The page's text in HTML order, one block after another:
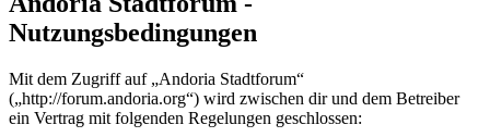
Nutzungsbedingungen
Mit dem Zugriff auf „Andoria Stadtforum“
(„http://forum.andoria.org“) wird zwischen dir und dem Betreiber
ein Vertrag mit folgenden Regelungen geschlossen: